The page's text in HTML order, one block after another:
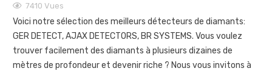
7410 Vues
Voici notre sélection des meilleurs détecteurs de diamants:
GER DETECT, AJAX DETECTORS, BR SYSTEMS. Vous voulez
trouver facilement des diamants à plusieurs dizaines de
mètres de profondeur et devenir riche ? Nous vous invitons à